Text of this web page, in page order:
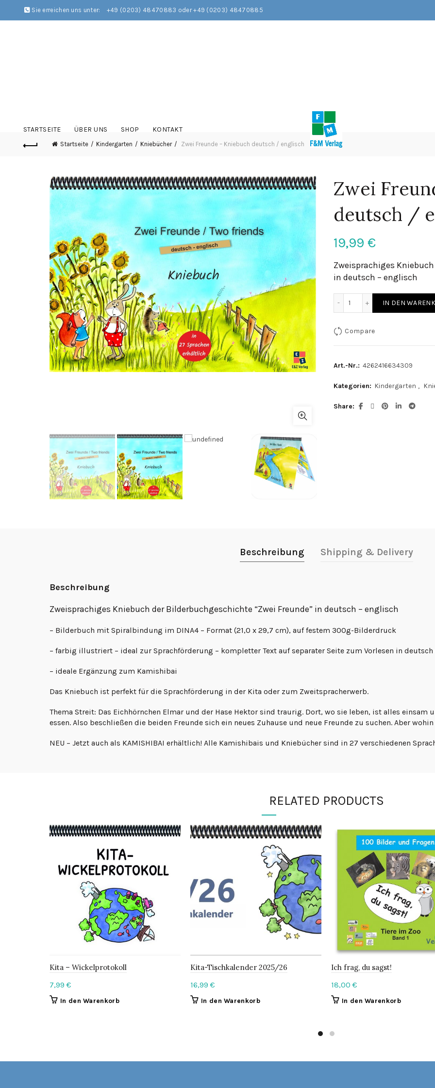
Sie erreichen uns unter: +49 (0203) 48470883 oder +49 (0203) 48470885
STARTSEITE ÜBER UNS SHOP KONTAKT
Startseite Kindergarten Kniebücher Zwei Freunde – Kniebuch deutsch / englisch
Zwei
deutsch /
19,99 €
Zweisprachiges
in deutsch – englisch
Zwei Freunde - Kniebuch
IN DEN
Compare
Art.-Nr.: 4262416634309
Kategorien: Kindergarten ,
Share
Beschreibung Shipping & Delivery
Beschreibung
Zweisprachiges Kniebuch der Bilderbuchgeschichte “Zwei Freunde” in deutsch – englisch
– Bilderbuch mit Spiralbindung im DINA4 – Format (21,0 x 29,7 cm), auf festem 300g-Bilderdruck
– farbig illustriert – ideal zur Sprachförderung – kompletter Text auf separater Seite zum Vorlesen in
– ideale Ergänzung zum Kamishibai
Das Kniebuch ist perfekt für die Sprachförderung in der Kita oder zum Zweitspracherwerb.
Thema Streit: Das Eichhörnchen Elmar und der Hase Hektor sind traurig. Dort, wo sie leben, ist alles einsam
essen. Also beschließen die beiden Freunde sich ein neues Zuhause und neue Freunde zu suchen. Aber
NEU – Jetzt auch als KAMISHIBAI erhältlich! Alle Kamishibais und Kniebücher sind in 27 verschiedenen
RELATED PRODUCTS
Kita – Wickelprotokoll
7,99 €
In den Warenkorb
Kita-Tischkalender 2025/26
16,99 €
In den Warenkorb
Ich frag, du sagst!
18,00 €
In den Warenkorb